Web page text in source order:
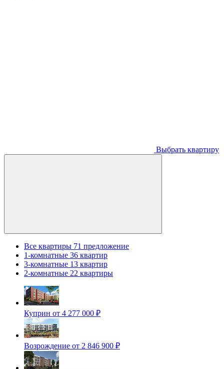
Выбрать квартиру
Все квартиры 71 предложение
1-комнатные 36 квартир
3-комнатные 13 квартир
2-комнатные 22 квартиры
Куприн от 4 277 000 ₽
Возрождение от 2 846 900 ₽